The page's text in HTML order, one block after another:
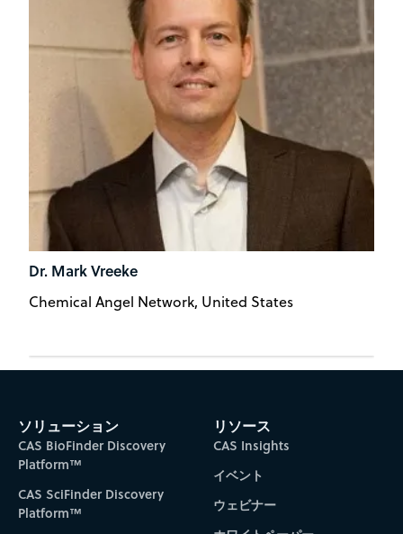
Dr. Mark Vreeke
Chemical Angel Network, United States
ソリューション
CAS BioFinder Discovery
Platform™
CAS SciFinder Discovery
Platform™
リソース
CAS Insights
イベント
ウェビナー